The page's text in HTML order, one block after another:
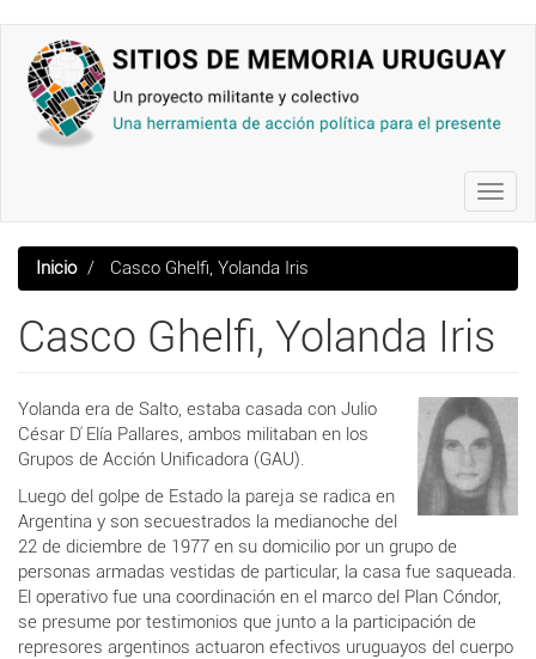
contenido
principal
Inicio Casco Ghelfi, Yolanda Iris
Casco Ghelfi, Yolanda Iris
Yolanda era de Salto, estaba casada con Julio
César D ́Elía Pallares, ambos militaban en los
Grupos de Acción Unificadora (GAU).
Luego del golpe de Estado la pareja se radica en
Argentina y son secuestrados la medianoche del
22 de diciembre de 1977 en su domicilio por un grupo de
personas armadas vestidas de particular, la casa fue saqueada.
El operativo fue una coordinación en el marco del Plan Cóndor,
se presume por testimonios que junto a la participación de
represores argentinos actuaron efectivos uruguayos del cuerpo